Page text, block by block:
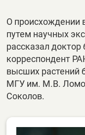
О происхождении
путем научных
рассказал доктор
корреспондент
высших растений
МГУ им. М.В.
Соколов.